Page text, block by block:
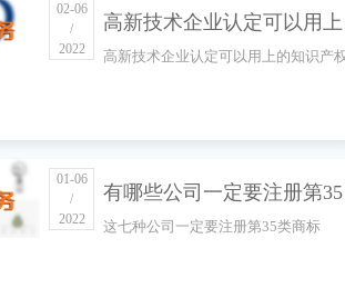
02-06
/
2022
高新技术企业认定可以用上
的知识产权是什么
高新技术企业认定可以用上的知识产
01-06
/
2022
有哪些公司一定要注册第35
类商标
这七种公司一定要注册第35类商标